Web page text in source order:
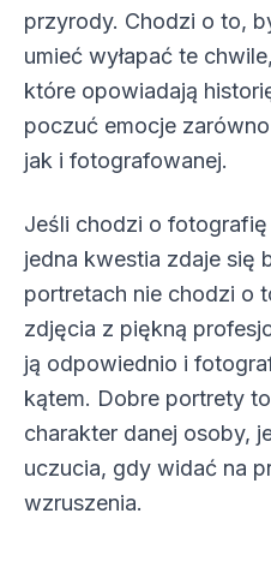
przyrody. Chodzi o to,
umieć wyłapać te
które opowiadają
poczuć emocje
jak i fotografowanej.
Jeśli chodzi o
jedna kwestia zdaje się
portretach nie chodzi o
zdjęcia z piękną
ją odpowiednio i
kątem. Dobre portrety
charakter danej osoby,
uczucia, gdy widać na
wzruszenia.